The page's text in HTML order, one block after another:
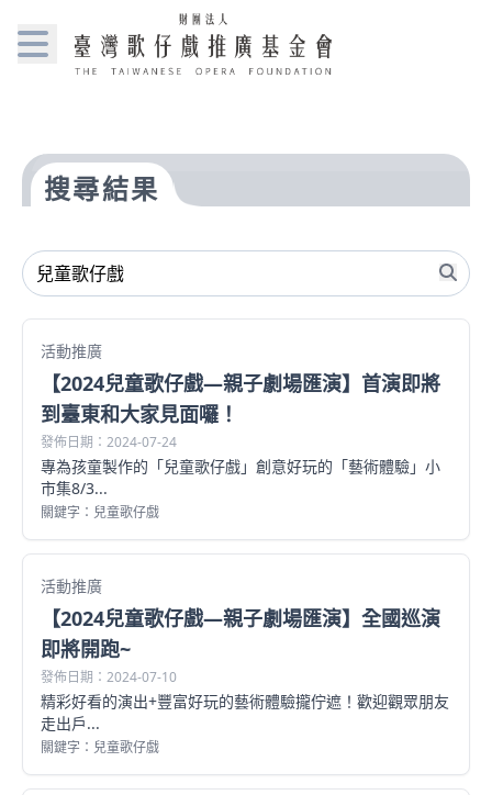
搜尋結果
活動推廣
【2024兒童歌仔戲—親子劇場匯演】首演即將
到臺東和大家見面囉！
發佈日期：2024-07-24
專為孩童製作的「兒童歌仔戲」創意好玩的「藝術體驗」小
市集8/3...
關鍵字：兒童歌仔戲
活動推廣
【2024兒童歌仔戲—親子劇場匯演】全國巡演
即將開跑~
發佈日期：2024-07-10
精彩好看的演出+豐富好玩的藝術體驗攏佇遮！歡迎觀眾朋友
走出戶...
關鍵字：兒童歌仔戲